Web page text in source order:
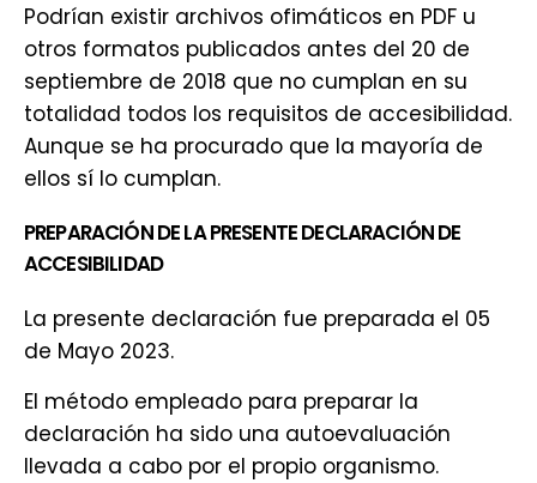
Podrían existir archivos ofimáticos en PDF u
otros formatos publicados antes del 20 de
septiembre de 2018 que no cumplan en su
totalidad todos los requisitos de accesibilidad.
Aunque se ha procurado que la mayoría de
ellos sí lo cumplan.
PREPARACIÓN DE LA PRESENTE DECLARACIÓN DE
ACCESIBILIDAD
La presente declaración fue preparada el 05
de Mayo 2023.
El método empleado para preparar la
declaración ha sido una autoevaluación
llevada a cabo por el propio organismo.